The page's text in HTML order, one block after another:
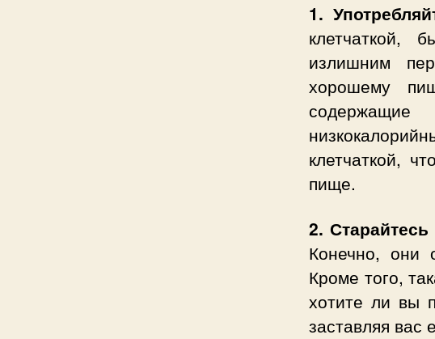
1.
клетчаткой,
излишним
хорошему
клетчаткой,
пище.
2.
Конечно, они
Кроме того,
хотите ли вы
заставляя